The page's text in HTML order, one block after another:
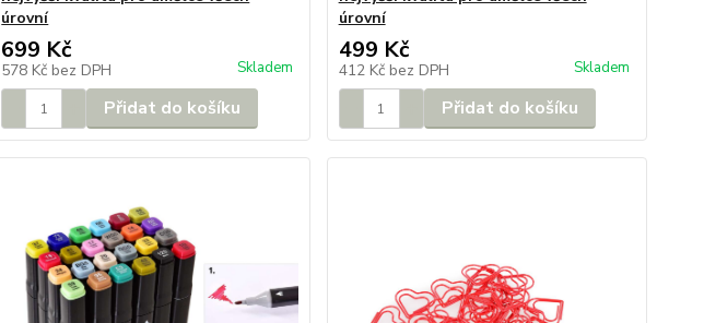
úrovní
699 Kč
578 Kč bez DPH Skladem
Přidat do košíku
úrovní
499 Kč
412 Kč bez DPH Skladem
Přidat do košíku